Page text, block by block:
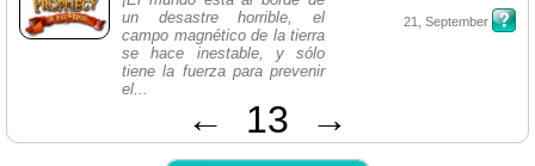
un desastre horrible, el
campo magnético de la tierra
se hace inestable, y sólo
tiene la fuerza para prevenir
el...
21, September
← 13 →